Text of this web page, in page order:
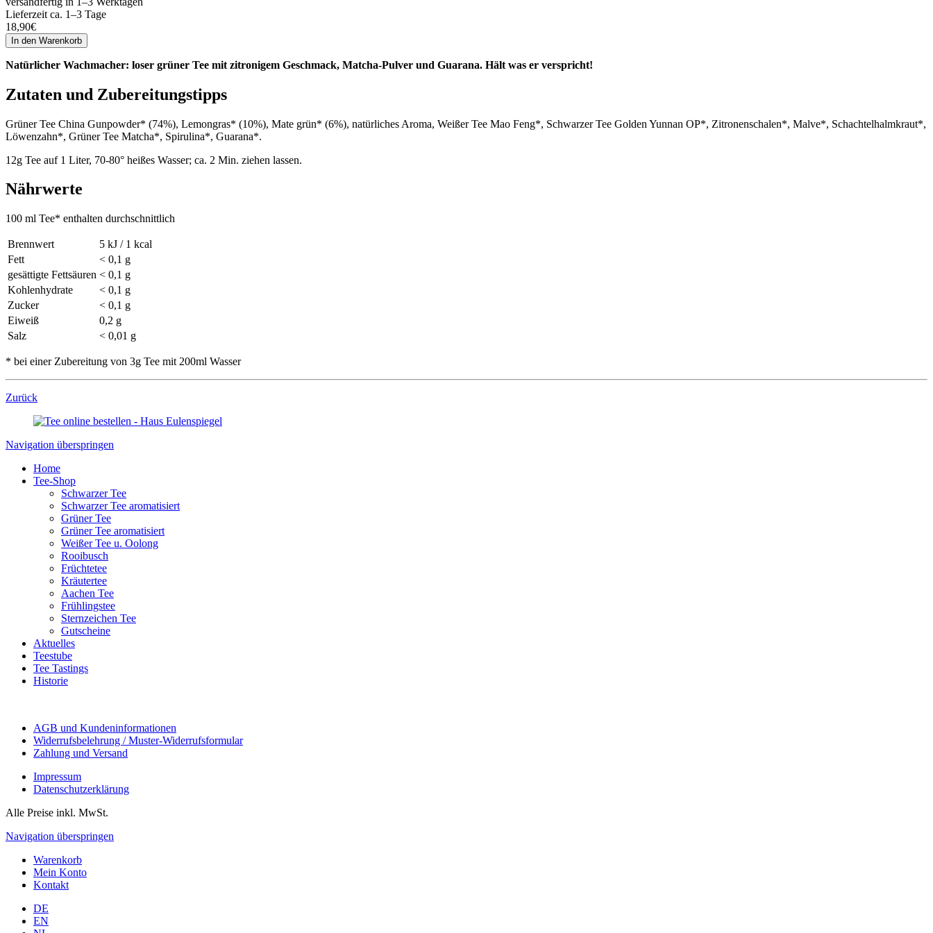
Lieferzeit ca. 1–3 Tage
18,90€
Natürlicher Wachmacher: loser grüner Tee mit zitronigem Geschmack, Matcha-Pulver und Guarana. Hält was er verspricht!
Zutaten und Zubereitungstipps
Grüner Tee China Gunpowder* (74%), Lemongras* (10%), Mate grün* (6%), natürliches Aroma, Weißer Tee Mao Feng*, Schwarzer Tee Golden Yunnan OP*, Zitronenschalen*, Malve*, Schachtelhalmkraut*,
Löwenzahn*, Grüner Tee Matcha*, Spirulina*, Guarana*.
12g Tee auf 1 Liter, 70-80° heißes Wasser; ca. 2 Min. ziehen lassen.
Nährwerte
100 ml Tee* enthalten durchschnittlich
Brennwert
5 kJ / 1 kcal
Fett
< 0,1 g
gesättigte Fettsäuren < 0,1 g
Kohlenhydrate
< 0,1 g
Zucker
< 0,1 g
Eiweiß
0,2 g
Salz
< 0,01 g
* bei einer Zubereitung von 3g Tee mit 200ml Wasser
Zurück
Navigation überspringen
Home
Tee-Shop
Schwarzer Tee
Schwarzer Tee aromatisiert
Grüner Tee
Grüner Tee aromatisiert
Weißer Tee u. Oolong
Rooibusch
Früchtetee
Kräutertee
Aachen Tee
Frühlingstee
Sternzeichen Tee
Gutscheine
Aktuelles
Teestube
Tee Tastings
Historie
AGB und Kundeninformationen
Widerrufsbelehrung / Muster-Widerrufsformular
Zahlung und Versand
Impressum
Datenschutzerklärung
Alle Preise inkl. MwSt.
Navigation überspringen
Warenkorb
Mein Konto
Kontakt
DE
EN